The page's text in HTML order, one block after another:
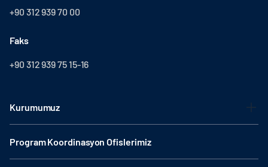
+90 312 939 70 00
Faks
+90 312 939 75 15-16
Kurumumuz
Program Koordinasyon Ofislerimiz